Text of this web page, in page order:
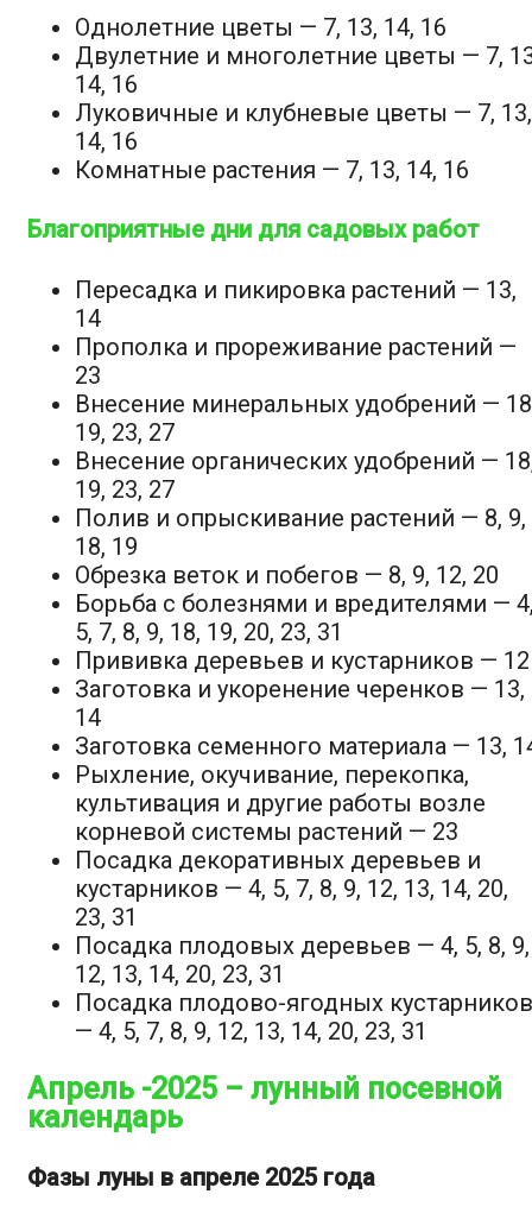
Однолетние цветы — 7, 13, 14, 16
Двулетние и многолетние цветы — 7,
14, 16
Луковичные и клубневые цветы — 7, 13,
14, 16
Комнатные растения — 7, 13, 14, 16
Благоприятные дни для садовых работ
Пересадка и пикировка растений — 13,
14
Прополка и прореживание растений —
23
Внесение минеральных удобрений —
19, 23, 27
Внесение органических удобрений —
19, 23, 27
Полив и опрыскивание растений — 8, 9,
18, 19
Обрезка веток и побегов — 8, 9, 12, 20
Борьба с болезнями и вредителями —
5, 7, 8, 9, 18, 19, 20, 23, 31
Прививка деревьев и кустарников — 12
Заготовка и укоренение черенков — 13,
14
Заготовка семенного материала — 13,
Рыхление, окучивание, перекопка,
культивация и другие работы возле
корневой системы растений — 23
Посадка декоративных деревьев и
кустарников — 4, 5, 7, 8, 9, 12, 13, 14, 20,
23, 31
Посадка плодовых деревьев — 4, 5, 8, 9,
12, 13, 14, 20, 23, 31
Посадка плодово-ягодных кустарников
— 4, 5, 7, 8, 9, 12, 13, 14, 20, 23, 31
Апрель -2025 – лунный посевной
календарь
Фазы луны в апреле 2025 года